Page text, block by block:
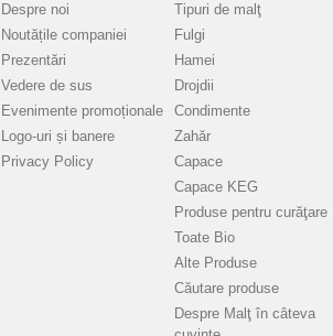
Despre noi
Noutățile companiei
Prezentări
Vedere de sus
Evenimente promoționale
Logo-uri și banere
Privacy Policy
Tipuri de malţ
Fulgi
Hamei
Drojdii
Condimente
Zahăr
Capace
Capace KEG
Produse pentru curăţare
Toate Bio
Alte Produse
Căutare produse
Despre Malţ în câteva